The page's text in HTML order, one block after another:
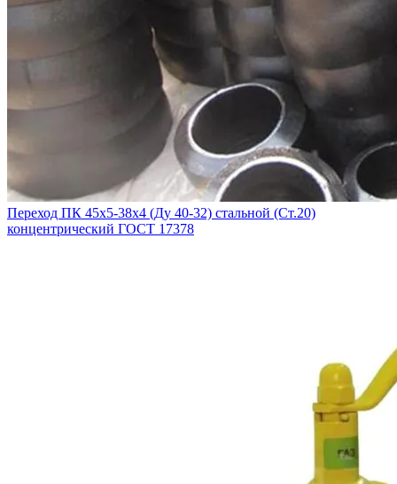
Переход ПК 45х5-38х4 (Ду 40-32) стальной (Ст.20)
концентрический ГОСТ 17378